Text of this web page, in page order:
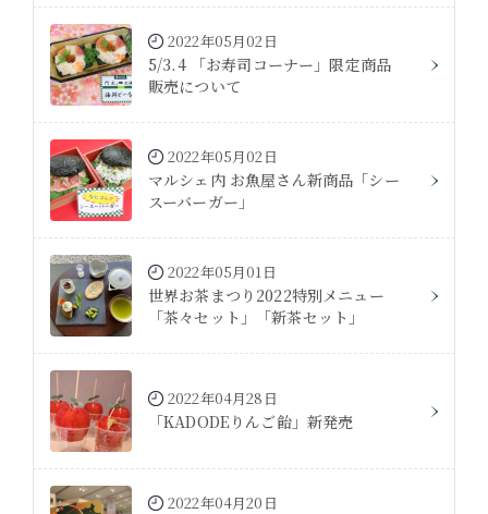
2022年05月02日
5/3.4 「お寿司コーナー」限定商品
販売について
2022年05月02日
マルシェ内 お魚屋さん新商品「シー
スーバーガー」
2022年05月01日
世界お茶まつり2022特別メニュー
「茶々セット」「新茶セット」
2022年04月28日
「KADODEりんご飴」新発売
2022年04月20日